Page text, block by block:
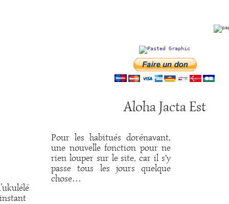
Aloha Jacta Est
Pour les habitués dorénavant,
une nouvelle fonction pour ne
rien louper sur le site, car il s'y
passe tous les jours quelque
chose…